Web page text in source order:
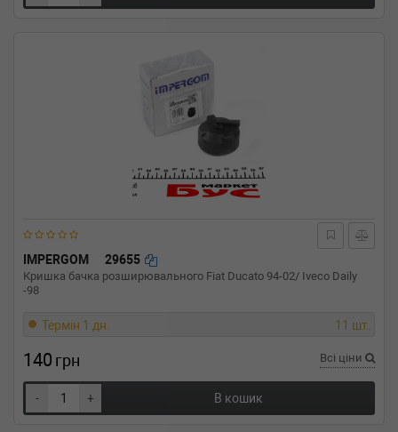
IMPERGOM 29655
Кришка бачка розширювального Fiat Ducato 94-02/ Iveco Daily
-98
Термін 1 дн. 11 шт.
140 грн Всі ціни
- + В кошик